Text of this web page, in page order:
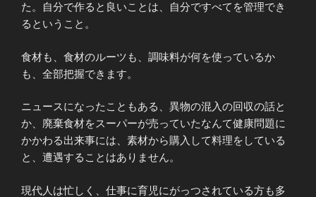
た。自分で作ると良いことは、自分ですべてを管理でき
るということ。
食材も、食材のルーツも、調味料が何を使っているか
も、全部把握できます。
ニュースになったこともある、異物の混入の回収の話と
か、廃棄食材をスーパーが売っていたなんて健康問題に
かかわる出来事には、素材から購入して料理をしている
と、遭遇することはありません。
現代人は忙しく、仕事に育児にがっつされている方も多